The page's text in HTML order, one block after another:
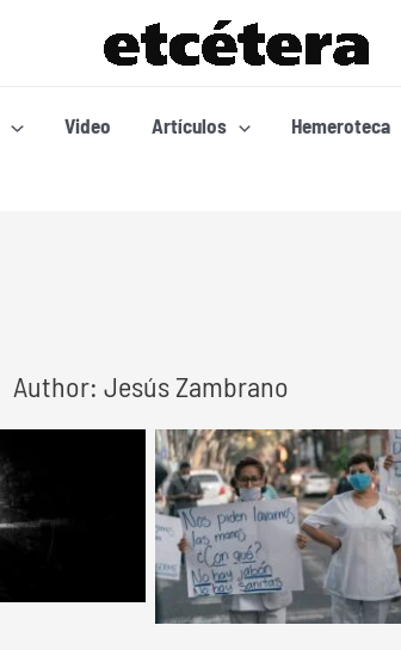
Video Artículos Hemeroteca
Author: Jesús Zambrano
PagePage